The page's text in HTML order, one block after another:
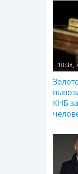
10:38,
КНБ